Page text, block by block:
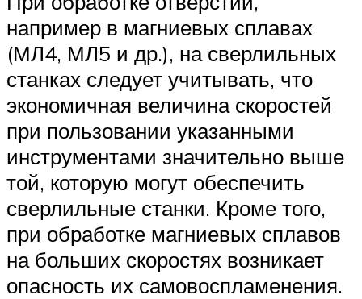
например в магниевых сплавах
(МЛ4, МЛ5 и др.), на сверлильных
станках следует учитывать, что
экономичная величина скоростей
при пользовании указанными
инструментами значительно выше
той, которую могут обеспечить
сверлильные станки. Кроме того,
при обработке магниевых сплавов
на больших скоростях возникает
опасность их самовоспламенения.